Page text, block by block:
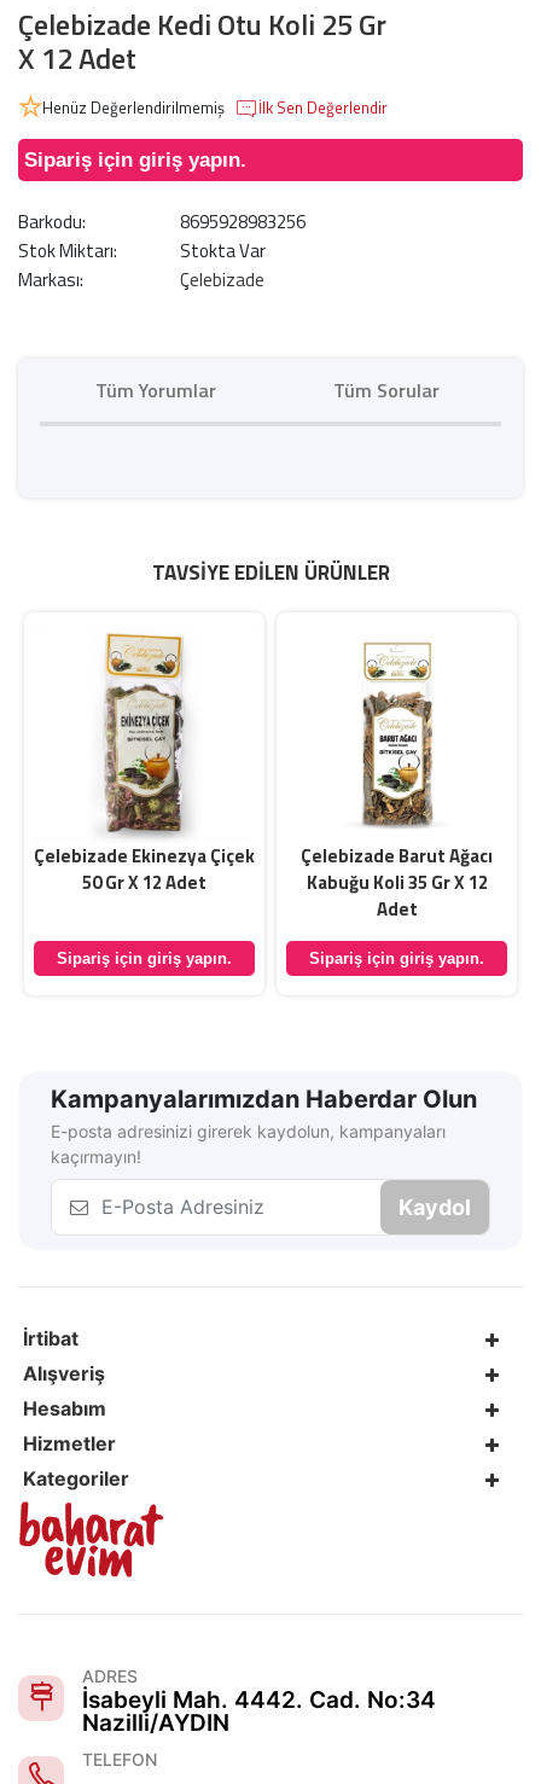
Çelebizade Kedi Otu Koli 25 Gr
X 12 Adet
Henüz Değerlendirilmemiş İlk Sen Değerlendir
Sipariş için giriş yapın.
Barkodu:
8695928983256
Stok Miktarı:
Stokta Var
Markası:
Çelebizade
Tüm Yorumlar Tüm Sorular
TAVSIYE EDILEN ÜRÜNLER
Çelebizade Ekinezya Çiçek
50 Gr X 12 Adet
Sipariş için giriş yapın.
Çelebizade Barut Ağacı
Kabuğu Koli 35 Gr X 12
Adet
Sipariş için giriş yapın.
Kampanyalarımızdan Haberdar Olun
E-posta adresinizi girerek kaydolun, kampanyaları
kaçırmayın!
Kaydol
İrtibat
Alışveriş
Hesabım
Hizmetler
Kategoriler
ADRES
İsabeyli Mah. 4442. Cad. No:34
Nazilli/AYDIN
TELEFON